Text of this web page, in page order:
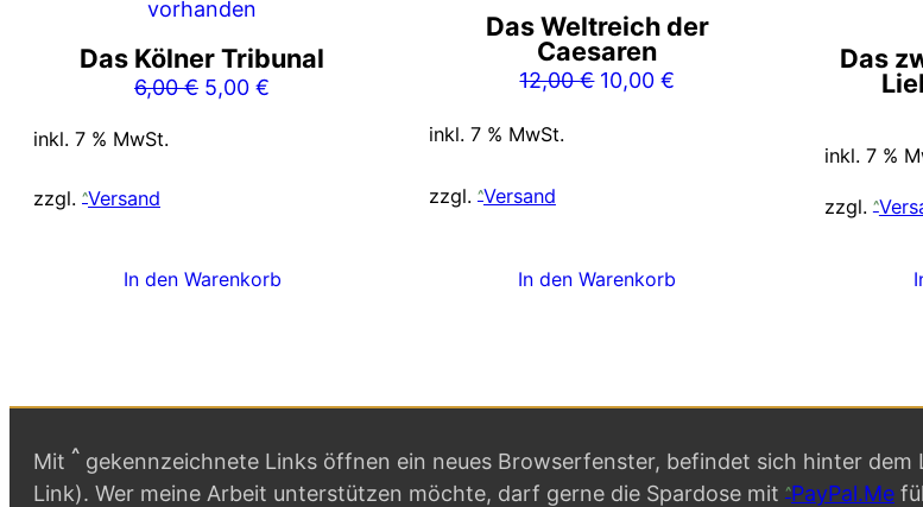
Das Kölner Tribunal
6,00€ Ursprünglicher
5,00 €
inkl. 7 % MwSt.
zzgl. Versand
In den Warenkorb
Das Weltreich der
Caesaren
12,00€ Ursprünglicher
10,00€
inkl. 7 % MwSt.
zzgl. Versand
In den Warenkorb
Das
inkl. 7 %
zzgl.
Mit ^ gekennzeichnete Links öffnen ein neues Browserfenster, befindet sich hinter dem
Link). Wer meine Arbeit unterstützen möchte, darf gerne die Spardose mit PayPal.Me